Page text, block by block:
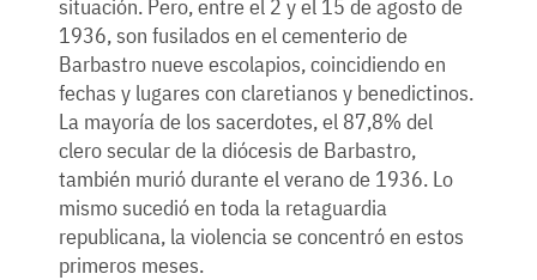
situación. Pero, entre el 2 y el 15 de agosto de
1936, son fusilados en el cementerio de
Barbastro nueve escolapios, coincidiendo en
fechas y lugares con claretianos y benedictinos.
La mayoría de los sacerdotes, el 87,8% del
clero secular de la diócesis de Barbastro,
también murió durante el verano de 1936. Lo
mismo sucedió en toda la retaguardia
republicana, la violencia se concentró en estos
primeros meses.